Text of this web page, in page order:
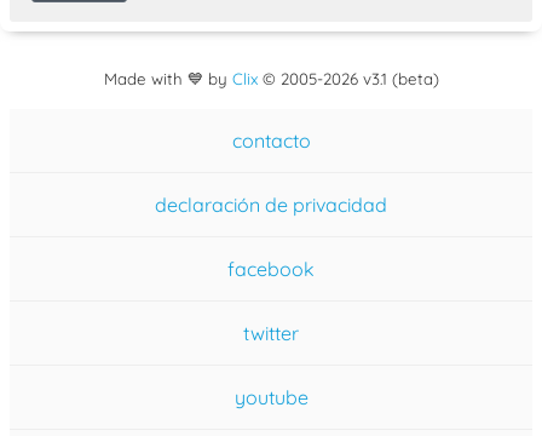
Made with 💙 by Clix© 2005-2026 v3.1 (beta)
contacto
declaración de privacidad
facebook
twitter
youtube